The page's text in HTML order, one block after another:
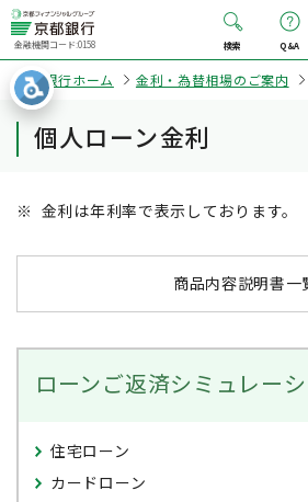
金融機関コード:0158 検索 Q&A
京都銀行ホーム 金利・為替相場のご案内
個人ローン金利
※ 金利は年利率で表示しております。
商品内容説明書一
ローンご返済シミュレー
住宅ローン
カードローン